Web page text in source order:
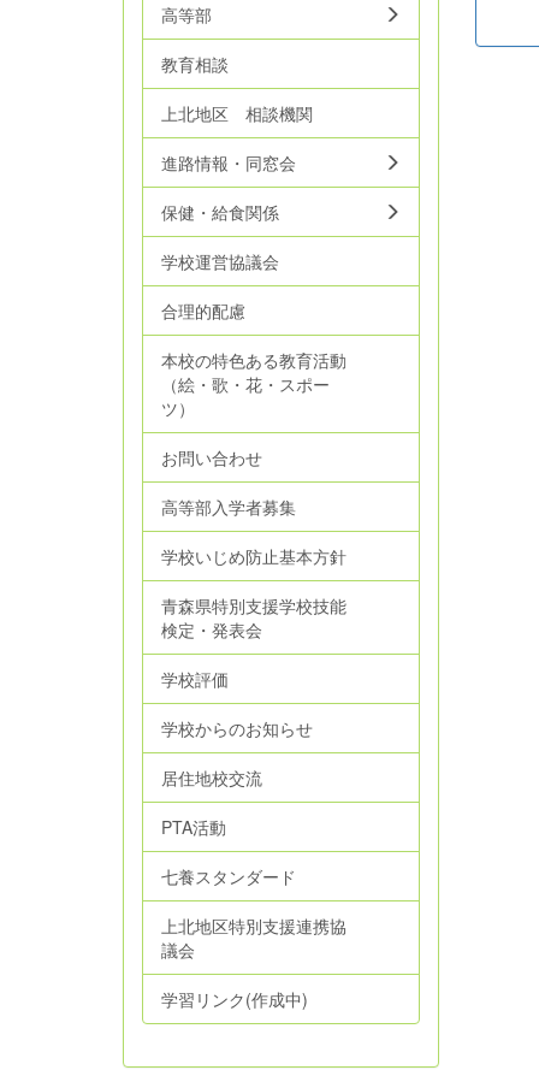
高等部
教育相談
上北地区 相談機関
進路情報・同窓会
保健・給食関係
学校運営協議会
合理的配慮
本校の特色ある教育活動
（絵・歌・花・スポー
ツ）
お問い合わせ
高等部入学者募集
学校いじめ防止基本方針
青森県特別支援学校技能
検定・発表会
学校評価
学校からのお知らせ
居住地校交流
PTA活動
七養スタンダード
上北地区特別支援連携協
議会
学習リンク(作成中)